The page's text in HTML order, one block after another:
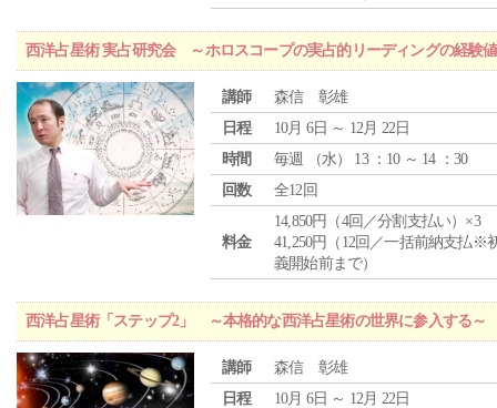
西洋占星術 実占研究会 ～ホロスコープの実占的リーディングの経験
講師
森信 彰雄
日程
10月 6日 ～ 12月 22日
時間
毎週 （水） 13 ：10 ～ 14 ：30
回数
全12回
料金
14,850円（4回／分割支払い）×3
41,250円（12回／一括前納支払※
義開始前まで）
西洋占星術「ステップ2」 ～本格的な西洋占星術の世界に参入する～
講師
森信 彰雄
日程
10月 6日 ～ 12月 22日